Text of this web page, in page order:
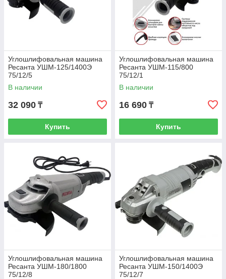
Углошлифовальная машина
Ресанта УШМ-125/1400Э
75/12/5
В наличии
32 090 ₸
Купить
Углошлифовальная машина
Ресанта УШМ-115/800
75/12/1
В наличии
16 690 ₸
Купить
Углошлифовальная машина
Ресанта УШМ-180/1800
75/12/8
Углошлифовальная машина
Ресанта УШМ-150/1400Э
75/12/7